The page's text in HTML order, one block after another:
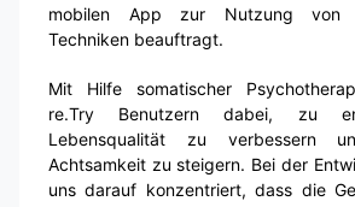
mobilen App zur Nutzung von
Techniken beauftragt.
Mit Hilfe somatischer
re.Try Benutzern dabei, zu
Lebensqualität zu verbessern
Achtsamkeit zu steigern. Bei der
uns darauf konzentriert, dass die